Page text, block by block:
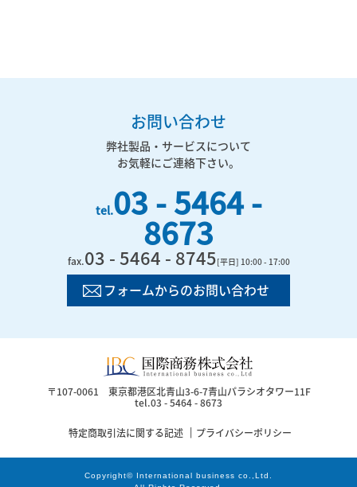
お問い合わせ
弊社製品・サービスについて
お気軽にご連絡下さい。
tel.03 - 5464 -
8673
fax.03 - 5464 - 8745[平日] 10:00 - 17:00
フォームからのお問い合わせ
〒107-0061 東京都港区北青山3-6-7青山パラシオタワー11F
tel.03 - 5464 - 8673
プライバシーポリシー
特定商取引法に関する記述
Copyright© International business co.,Ltd.